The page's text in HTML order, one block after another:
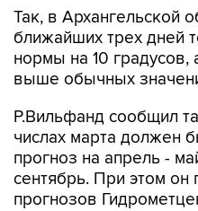
Так, в Архангельской
ближайших трех дней
нормы на 10
выше обычных
Р.Вильфанд сообщил
числах марта должен
прогноз на апрель -
сентябрь. При этом он
прогнозов